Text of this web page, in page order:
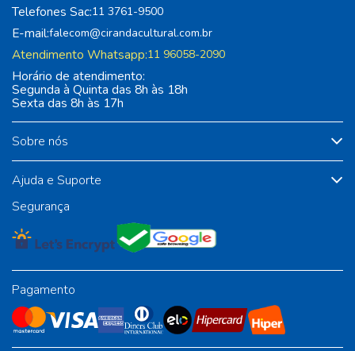
Sobre nós
Ajuda e Suporte
Telefones Sac:11 3761-9500
E-mail:falecom@cirandacultural.com.br
Atendimento Whatsapp:11 96058-2090
Horário de atendimento:
Segunda à Quinta das 8h às 18h
Sexta das 8h às 17h
Segurança
Pagamento